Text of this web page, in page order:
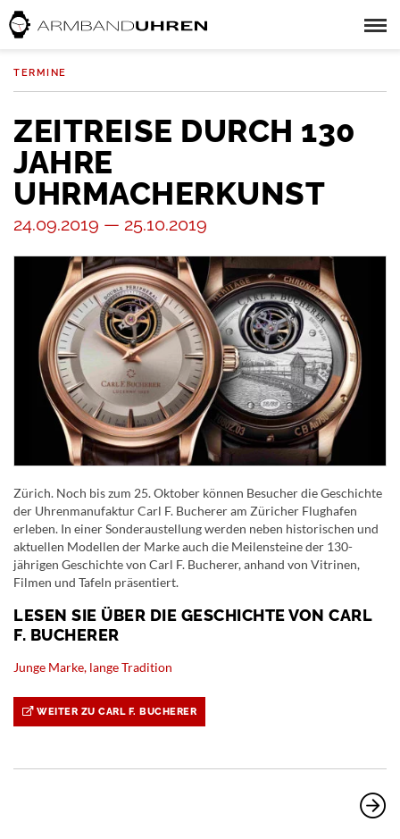
TERMINE
ZEITREISE DURCH 130
JAHRE
UHRMACHERKUNST
24.09.2019 — 25.10.2019
Zürich. Noch bis zum 25. Oktober können Besucher die Geschichte
der Uhrenmanufaktur Carl F. Bucherer am Züricher Flughafen
erleben. In einer Sonderaustellung werden neben historischen und
aktuellen Modellen der Marke auch die Meilensteine der 130-
jährigen Geschichte von Carl F. Bucherer, anhand von Vitrinen,
Filmen und Tafeln präsentiert.
LESEN SIE ÜBER DIE GESCHICHTE VON CARL
F. BUCHERER
Junge Marke, lange Tradition
WEITER ZU CARL F. BUCHERER